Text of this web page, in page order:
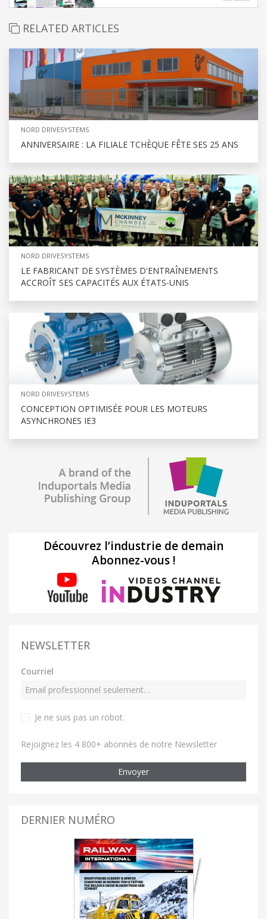
RELATED ARTICLES
NORD DRIVESYSTEMS
ANNIVERSAIRE : LA FILIALE TCHÈQUE FÊTE SES 25 ANS
NORD DRIVESYSTEMS
LE FABRICANT DE SYSTÈMES D'ENTRAÎNEMENTS
ACCROÎT SES CAPACITÉS AUX ÉTATS-UNIS
NORD DRIVESYSTEMS
CONCEPTION OPTIMISÉE POUR LES MOTEURS
ASYNCHRONES IE3
Découvrez l’industrie de demain
Abonnez-vous !
NEWSLETTER
Courriel
Je ne suis pas un robot.
Rejoignez les 4 800+ abonnés de notre Newsletter
Envoyer
DERNIER NUMÉRO